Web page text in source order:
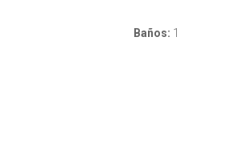
Baños: 1